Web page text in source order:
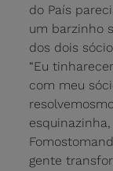
do País
um barzinho
dos dois
“Eu
com meu
gente